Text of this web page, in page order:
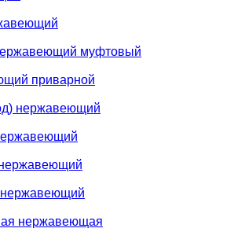
муфтовый
приварной
нержавеющий
нержавеющий
нержавеющая